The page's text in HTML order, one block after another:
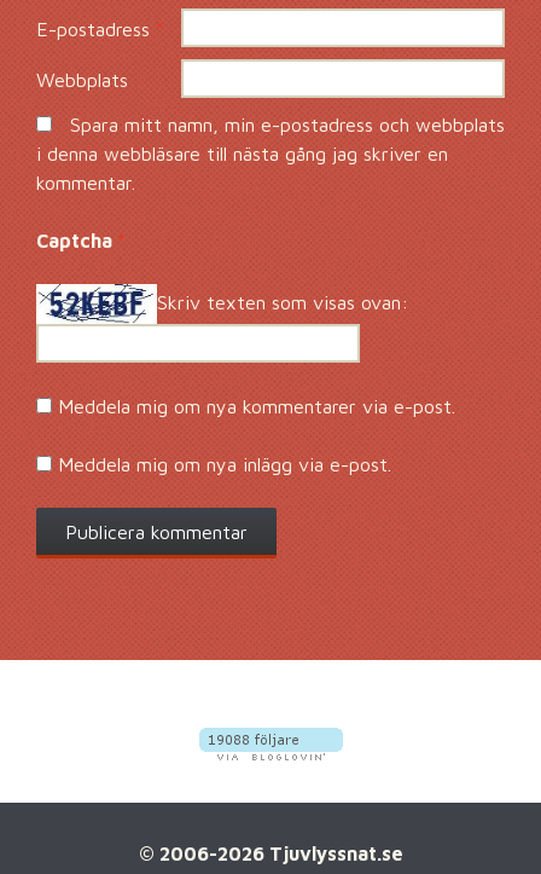
E-postadress*
Webbplats
Spara mitt namn, min e-postadress och webbplats
i denna webbläsare till nästa gång jag skriver en
kommentar.
Captcha*
Skriv texten som visas ovan:
Meddela mig om nya kommentarer via e-post.
Meddela mig om nya inlägg via e-post.
© 2006-2026 Tjuvlyssnat.se